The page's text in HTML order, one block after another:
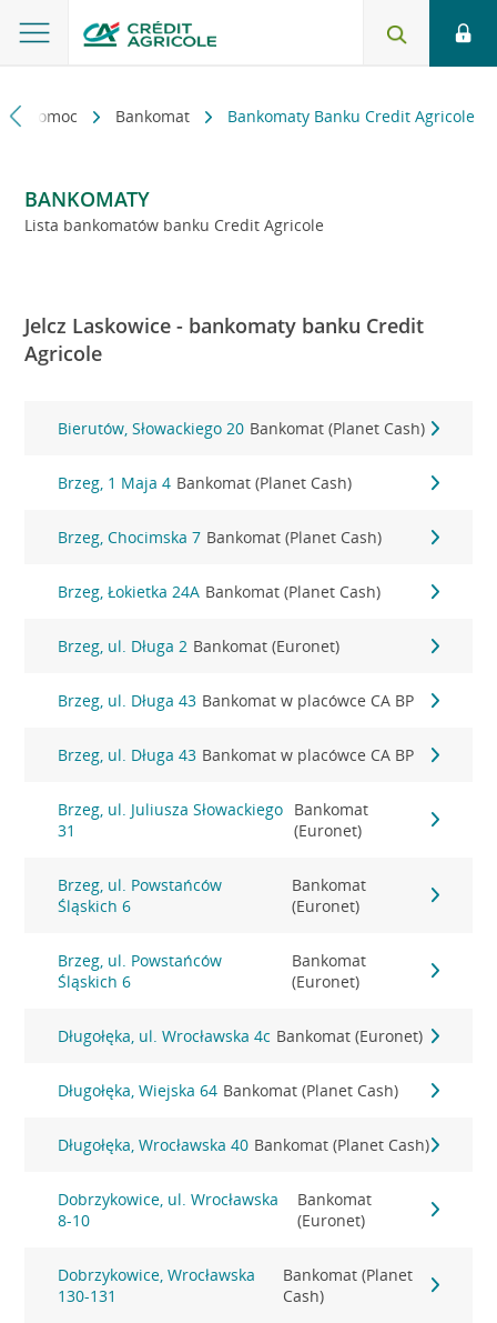
i pomoc Bankomat Bankomaty Banku Credit Agricole
BANKOMATY
Lista bankomatów banku Credit Agricole
Jelcz Laskowice - bankomaty banku Credit
Agricole
Bierutów, Słowackiego 20 Bankomat (Planet Cash)
Brzeg, 1 Maja 4 Bankomat (Planet Cash)
Brzeg, Chocimska 7 Bankomat (Planet Cash)
Brzeg, Łokietka 24A Bankomat (Planet Cash)
Brzeg, ul. Długa 2 Bankomat (Euronet)
Brzeg, ul. Długa 43 Bankomat w placówce CA BP
Brzeg, ul. Długa 43 Bankomat w placówce CA BP
Brzeg, ul. Juliusza Słowackiego
31
Bankomat
(Euronet)
Brzeg, ul. Powstańców
Śląskich 6
Bankomat
(Euronet)
Brzeg, ul. Powstańców
Śląskich 6
Bankomat
(Euronet)
Długołęka, ul. Wrocławska 4c Bankomat (Euronet)
Długołęka, Wiejska 64 Bankomat (Planet Cash)
Długołęka, Wrocławska 40 Bankomat (Planet Cash)
Dobrzykowice, ul. Wrocławska
8-10
Bankomat
(Euronet)
Dobrzykowice, Wrocławska
130-131
Bankomat (Planet
Cash)